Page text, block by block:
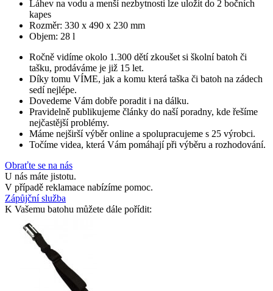
Láhev na vodu a menší nezbytnosti lze uložit do 2 bočních
kapes
Rozměr: 330 x 490 x 230 mm
Objem: 28 l
Ročně vidíme okolo 1.300 dětí zkoušet si školní batoh či
tašku, prodáváme je již 15 let.
Díky tomu VÍME, jak a komu která taška či batoh na zádech
sedí nejlépe.
Dovedeme Vám dobře poradit i na dálku.
Pravidelně publikujeme články do naší poradny, kde řešíme
nejčastější problémy.
Máme nejširší výběr online a spolupracujeme s 25 výrobci.
Točíme videa, která Vám pomáhají při výběru a rozhodování.
Obraťte se na nás
U nás máte jistotu.
V případě reklamace nabízíme pomoc.
Zápůjční služba
K Vašemu batohu můžete dále pořídit: